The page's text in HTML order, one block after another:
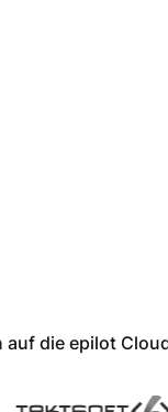
auf die epilot